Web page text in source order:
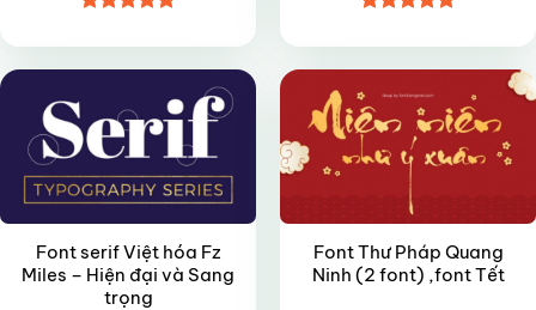
hạng4.85
5 sao
hạng55
sao
Font serif Việt hóa Fz
Miles – Hiện đại và Sang
trọng
Font Thư Pháp Quang
Ninh (2 font) ,font Tết